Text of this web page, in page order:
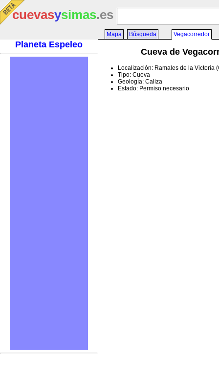
cuevasysimas.es
Planeta Espeleo
Mapa Búsqueda Vegacorredor
Cueva de
Localización: Ramales de la Victoria
Tipo: Cueva
Geología: Caliza
Estado: Permiso necesario